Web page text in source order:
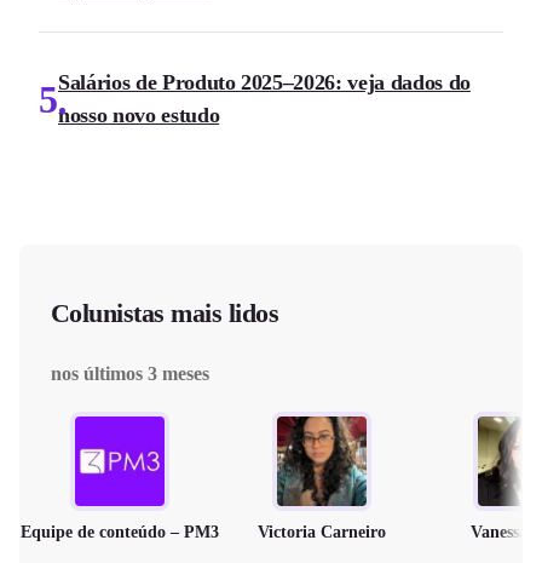
5Salários de Produto 2025–2026: veja dados do
nosso novo estudo
Colunistas mais lidos
nos últimos 3 meses
Equipe de conteúdo – PM3 Victoria Carneiro Vanessa